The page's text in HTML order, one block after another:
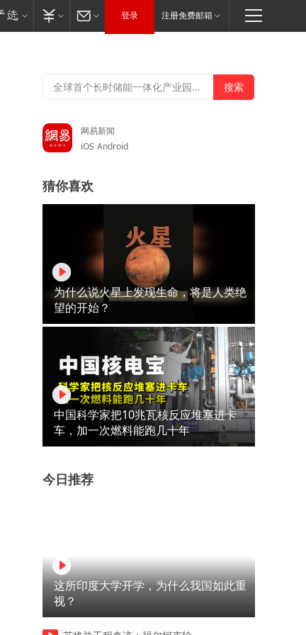
登录 注册免费邮箱
01:32
能看出来双方都挺不容易，原
施南生的追思会上，第一个
网易新闻
iOS Android
猜你喜欢
为什么说火星上发现生命，将是人类绝
望的开始？
中国科学家把10兆瓦核反应堆塞进卡
车，加一次燃料能跑几十年
今日推荐
这所印度大学开学，为什么我国如此重
视？